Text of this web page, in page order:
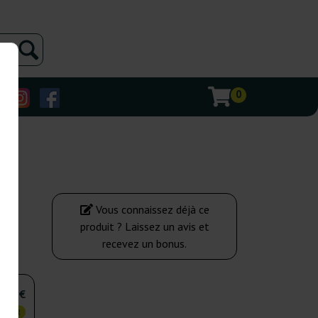
0
€
Vous connaissez déjà ce
produit ? Laissez un avis et
recevez un bonus.